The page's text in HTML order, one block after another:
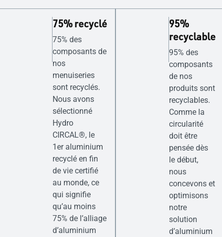
75% recyclé
75% des
composants de
nos
menuiseries
sont recyclés.
Nous avons
sélectionné
Hydro
CIRCAL®, le
1er aluminium
recyclé en fin
de vie certifié
au monde, ce
qui signifie
qu’au moins
75% de l’alliage
d’aluminium
95%
recyclable
95% des
composants
de nos
produits sont
recyclables.
Comme la
circularité
doit être
pensée dès
le début,
nous
concevons et
optimisons
notre
solution
d’aluminium